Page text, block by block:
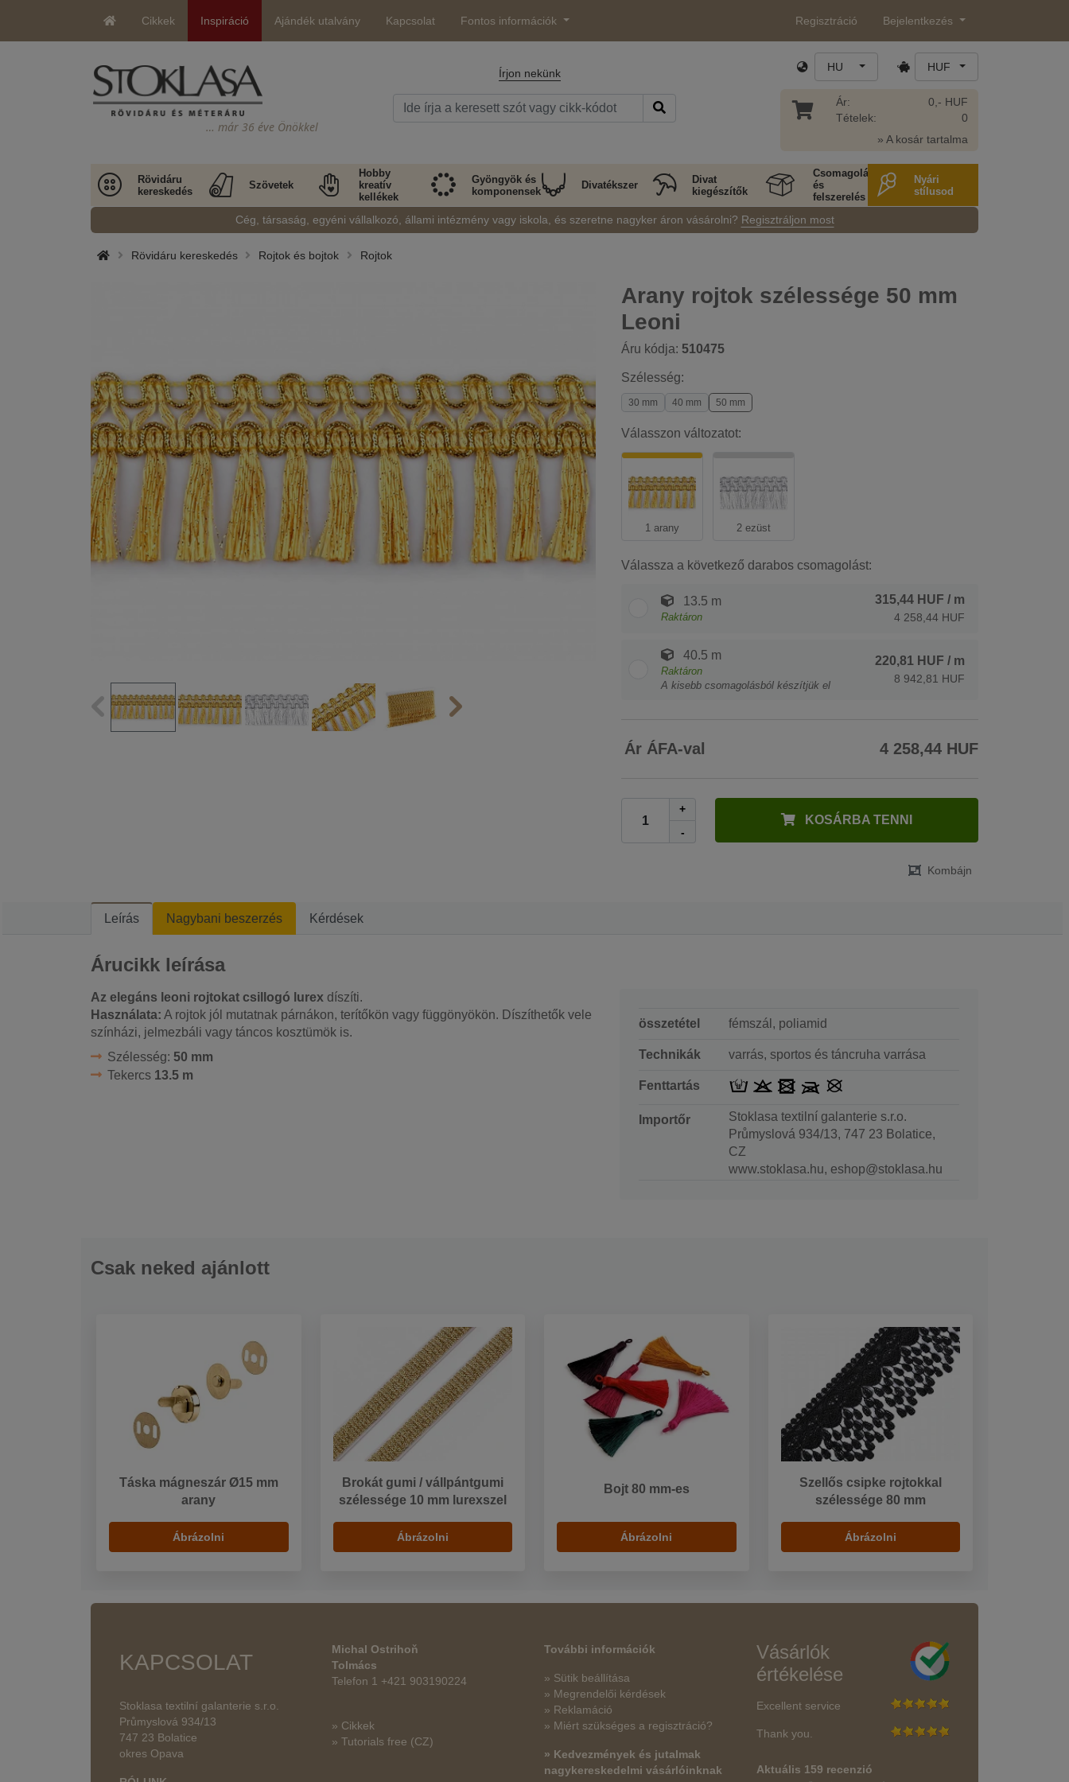
Cikkek Inspiráció Ajándék utalvány Kapcsolat Fontos információk Regisztráció Bejelentkezés
… már 36 éve Önökkel
Írjon nekünk HU HUF
Ár:
Tételek:
0,- HUF
0
» A kosár tartalma
Rövidáru
kereskedés
Szövetek
Hobby
kreatív
kellékek
Gyöngyök és
komponensek
Divatékszer
Divat
kiegészítők
Csomagolás
és
felszerelés
Nyári
stílusod
Cég, társaság, egyéni vállalkozó, állami intézmény vagy iskola, és szeretne nagyker áron vásárolni? Regisztráljon most
Rövidáru kereskedés Rojtok és bojtok Rojtok
Arany rojtok szélessége 50 mm
Leoni
Áru kódja: 510475
Szélesség:
30 mm 40 mm 50 mm
Válasszon változatot:
1 arany 2 ezüst
Válassza a következő darabos csomagolást:
13.5 m
Raktáron
315,44 HUF / m
4 258,44 HUF
40.5 m
Raktáron
A kisebb csomagolásból készítjük el
220,81 HUF / m
8 942,81 HUF
Ár ÁFA-val 4 258,44 HUF
+
-
KOSÁRBA TENNI
Kombájn
Leírás Nagybani beszerzés Kérdések
Árucikk leírása
Az elegáns leoni rojtokat csillogó lurex díszíti.
Használata: A rojtok jól mutatnak párnákon, terítőkön vagy függönyökön. Díszíthetők vele
színházi, jelmezbáli vagy táncos kosztümök is.
Szélesség: 50 mm
Tekercs 13.5 m
összetétel fémszál, poliamid
Technikák varrás, sportos és táncruha varrása
Fenttartás
Importőr
Stoklasa textilní galanterie s.r.o.
Průmyslová 934/13, 747 23 Bolatice,
CZ
www.stoklasa.hu, eshop@stoklasa.hu
Csak neked ajánlott
Táska mágneszár Ø15 mm
arany
Ábrázolni
Brokát gumi / vállpántgumi
szélessége 10 mm lurexszel
Ábrázolni
Bojt 80 mm-es
Ábrázolni
Szellős csipke rojtokkal
szélessége 80 mm
Ábrázolni
KAPCSOLAT
Stoklasa textilní galanterie s.r.o.
Průmyslová 934/13
747 23 Bolatice
okres Opava
Michal Ostrihoň
Tolmács
Telefon 1 +421 903190224
» Cikkek
» Tutorials free (CZ)
További információk
» Sütik beállítása
» Megrendelői kérdések
» Reklamáció
» Miért szükséges a regisztráció?
» Kedvezmények és jutalmak
nagykereskedelmi vásárlóinknak
Vásárlók
értékelése
Excellent service
Thank you.
Aktuális 159 recenzió